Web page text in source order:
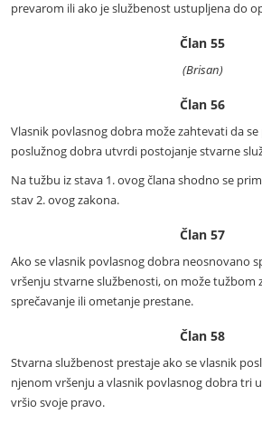
prevarom ili ako je službenost ustupljena do
Član 55
(Brisan)
Član 56
Vlasnik povlasnog dobra može zahtevati da
poslužnog dobra utvrdi postojanje stvarne
Na tužbu iz stava 1. ovog člana shodno se
stav 2. ovog zakona.
Član 57
Ako se vlasnik povlasnog dobra neosnovano
vršenju stvarne službenosti, on može tužbom
sprečavanje ili ometanje prestane.
Član 58
Stvarna službenost prestaje ako se vlasnik
njenom vršenju a vlasnik povlasnog dobra tri
vršio svoje pravo.